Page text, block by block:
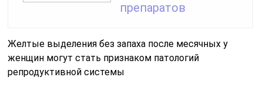
препаратов
Желтые выделения без запаха после месячных у
женщин могут стать признаком патологий
репродуктивной системы